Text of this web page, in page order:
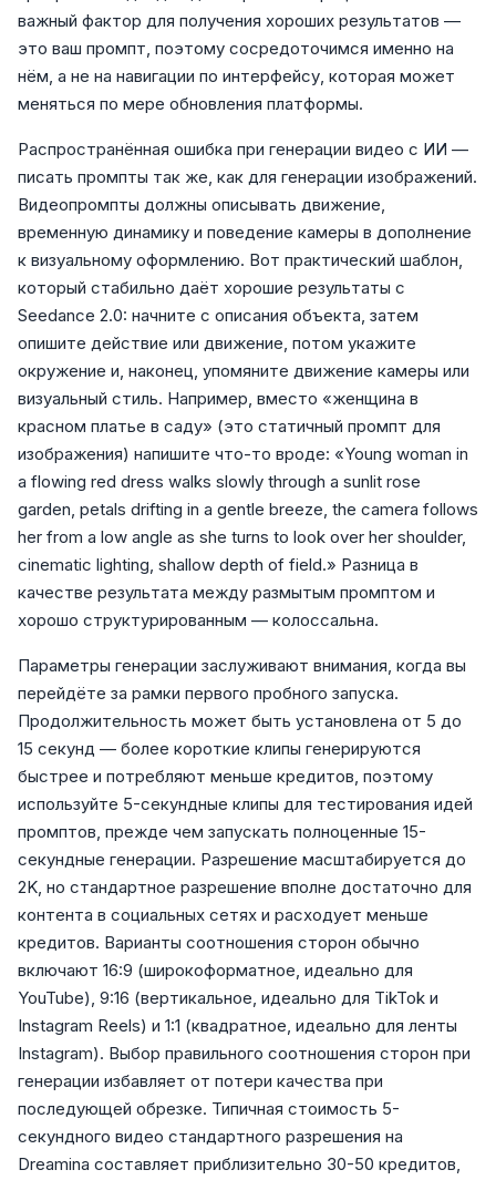
важный фактор для получения хороших результатов —
это ваш промпт, поэтому сосредоточимся именно на
нём, а не на навигации по интерфейсу, которая может
меняться по мере обновления платформы.
Распространённая ошибка при генерации видео с ИИ —
писать промпты так же, как для генерации изображений.
Видеопромпты должны описывать движение,
временную динамику и поведение камеры в дополнение
к визуальному оформлению. Вот практический шаблон,
который стабильно даёт хорошие результаты с
Seedance 2.0: начните с описания объекта, затем
опишите действие или движение, потом укажите
окружение и, наконец, упомяните движение камеры или
визуальный стиль. Например, вместо «женщина в
красном платье в саду» (это статичный промпт для
изображения) напишите что-то вроде: «Young woman in
a flowing red dress walks slowly through a sunlit rose
garden, petals drifting in a gentle breeze, the camera follows
her from a low angle as she turns to look over her shoulder,
cinematic lighting, shallow depth of field.» Разница в
качестве результата между размытым промптом и
хорошо структурированным — колоссальна.
Параметры генерации заслуживают внимания, когда вы
перейдёте за рамки первого пробного запуска.
Продолжительность может быть установлена от 5 до
15 секунд — более короткие клипы генерируются
быстрее и потребляют меньше кредитов, поэтому
используйте 5-секундные клипы для тестирования идей
промптов, прежде чем запускать полноценные 15-
секундные генерации. Разрешение масштабируется до
2K, но стандартное разрешение вполне достаточно для
контента в социальных сетях и расходует меньше
кредитов. Варианты соотношения сторон обычно
включают 16:9 (широкоформатное, идеально для
YouTube), 9:16 (вертикальное, идеально для TikTok и
Instagram Reels) и 1:1 (квадратное, идеально для ленты
Instagram). Выбор правильного соотношения сторон при
генерации избавляет от потери качества при
последующей обрезке. Типичная стоимость 5-
секундного видео стандартного разрешения на
Dreamina составляет приблизительно 30-50 кредитов,